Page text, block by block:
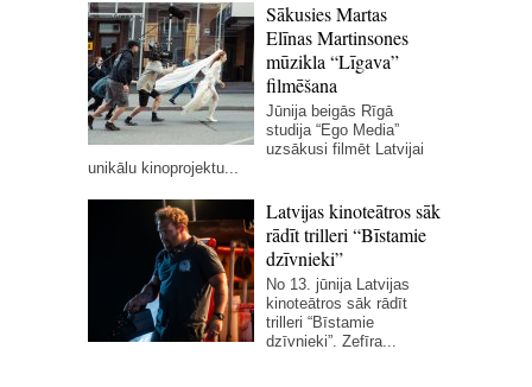
Sākusies Martas
Elīnas Martinsones
mūzikla “Līgava”
filmēšana
Jūnija beigās Rīgā
studija “Ego Media”
uzsākusi filmēt Latvijai
unikālu kinoprojektu...
Latvijas kinoteātros sāk
rādīt trilleri “Bīstamie
dzīvnieki”
No 13. jūnija Latvijas
kinoteātros sāk rādīt
trilleri “Bīstamie
dzīvnieki”. Zefīra...